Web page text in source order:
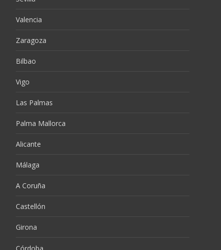
Valencia
Zaragoza
Bilbao
Vigo
Las Palmas
Palma Mallorca
Alicante
Málaga
A Coruña
Castellón
Girona